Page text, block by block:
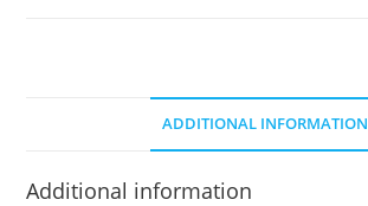
ADDITIONAL INFORMATION
Additional information